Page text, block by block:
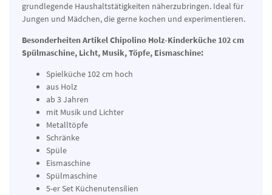
grundlegende Haushaltstätigkeiten näherzubringen. Ideal für
Jungen und Mädchen, die gerne kochen und experimentieren.
Besonderheiten Artikel Chipolino Holz-Kinderküche 102 cm
Spülmaschine, Licht, Musik, Töpfe, Eismaschine:
Spielküche 102 cm hoch
aus Holz
ab 3 Jahren
mit Musik und Lichter
Metalltöpfe
Schränke
Spüle
Eismaschine
Spülmaschine
5-er Set Küchenutensilien